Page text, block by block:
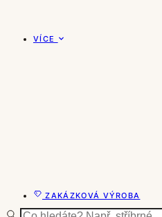
VÍCE
ZAKÁZKOVÁ VÝROBA